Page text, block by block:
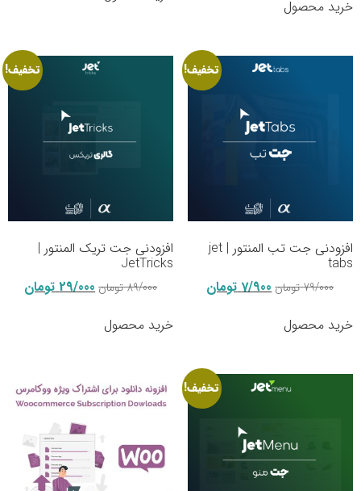
خرید محصول
تخفیف!
افزودنی جت تب المنتور | jet
tabs
79/000تومان7/900 تومان
خرید محصول
تخفیف!
افزودنی جت تریک المنتور |
JetTricks
89/000تومان29/000 تومان
خرید محصول
تخفیف!